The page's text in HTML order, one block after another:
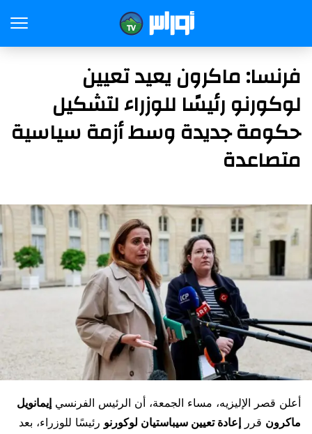
فرنسا: ماكرون يعيد تعيين
لوكورنو رئيسًا للوزراء لتشكيل
حكومة جديدة وسط أزمة سياسية
متصاعدة
أعلن قصر الإليزيه، مساء الجمعة، أن الرئيس الفرنسي إيمانويل
ماكرون قرر إعادة تعيين سيباستيان لوكورنو رئيسًا للوزراء، بعد